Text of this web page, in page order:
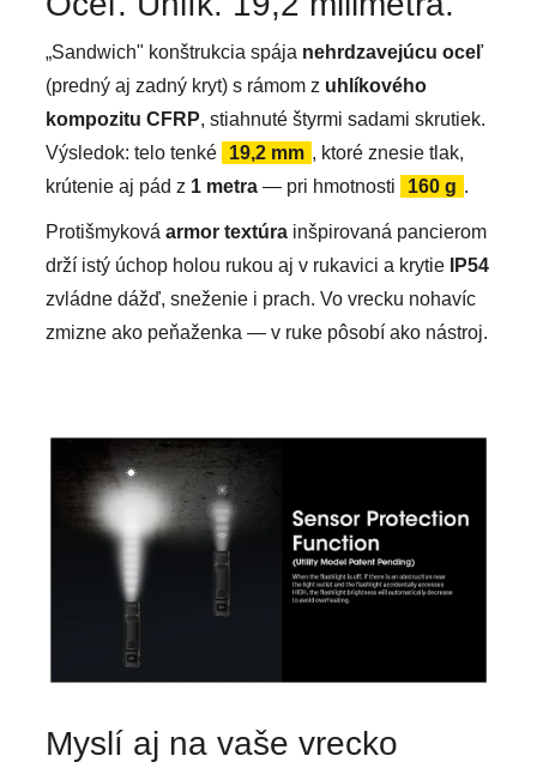
„Sandwich" konštrukcia spája nehrdzavejúcu oceľ
(predný aj zadný kryt) s rámom z uhlíkového
kompozitu CFRP, stiahnuté štyrmi sadami skrutiek.
Výsledok: telo tenké
19,2 mm , ktoré znesie tlak,
krútenie aj pád z 1 metra — pri hmotnosti 160 g .
Protišmyková armor textúra inšpirovaná pancierom
drží istý úchop holou rukou aj v rukavici a krytie
IP54
zvládne dážď, sneženie i prach. Vo vrecku nohavíc
zmizne ako peňaženka — v ruke pôsobí ako nástroj.
Myslí aj na vaše vrecko